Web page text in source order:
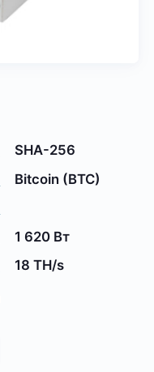
SHA-256
Bitcoin (BTC)
1 620 Вт
18 TH/s